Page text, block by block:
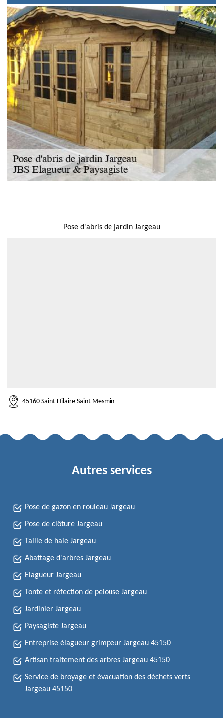
Pose d'abris de jardin Jargeau
45160 Saint Hilaire Saint Mesmin
Autres services
Pose de gazon en rouleau Jargeau
Pose de clôture Jargeau
Taille de haie Jargeau
Abattage d'arbres Jargeau
Elagueur Jargeau
Tonte et réfection de pelouse Jargeau
Jardinier Jargeau
Paysagiste Jargeau
Entreprise élagueur grimpeur Jargeau 45150
Artisan traitement des arbres Jargeau 45150
Service de broyage et évacuation des déchets verts
Jargeau 45150